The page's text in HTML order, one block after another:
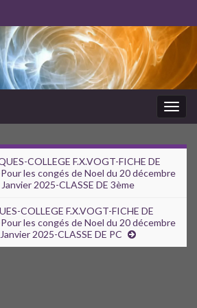
COLLEGE F.X.VOGT-FICHE DE
les congés de Noel du 20 décembre
2025-CLASSE DE 3ème
COLLEGE F.X.VOGT-FICHE DE
les congés de Noel du 20 décembre
2025-CLASSE DE PC